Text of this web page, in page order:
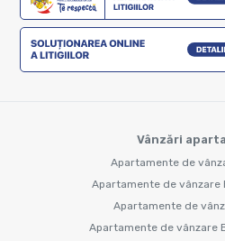
Vânzări
Apartamente de
Apartamente de vânzare
Apartamente de
Apartamente de vânzare